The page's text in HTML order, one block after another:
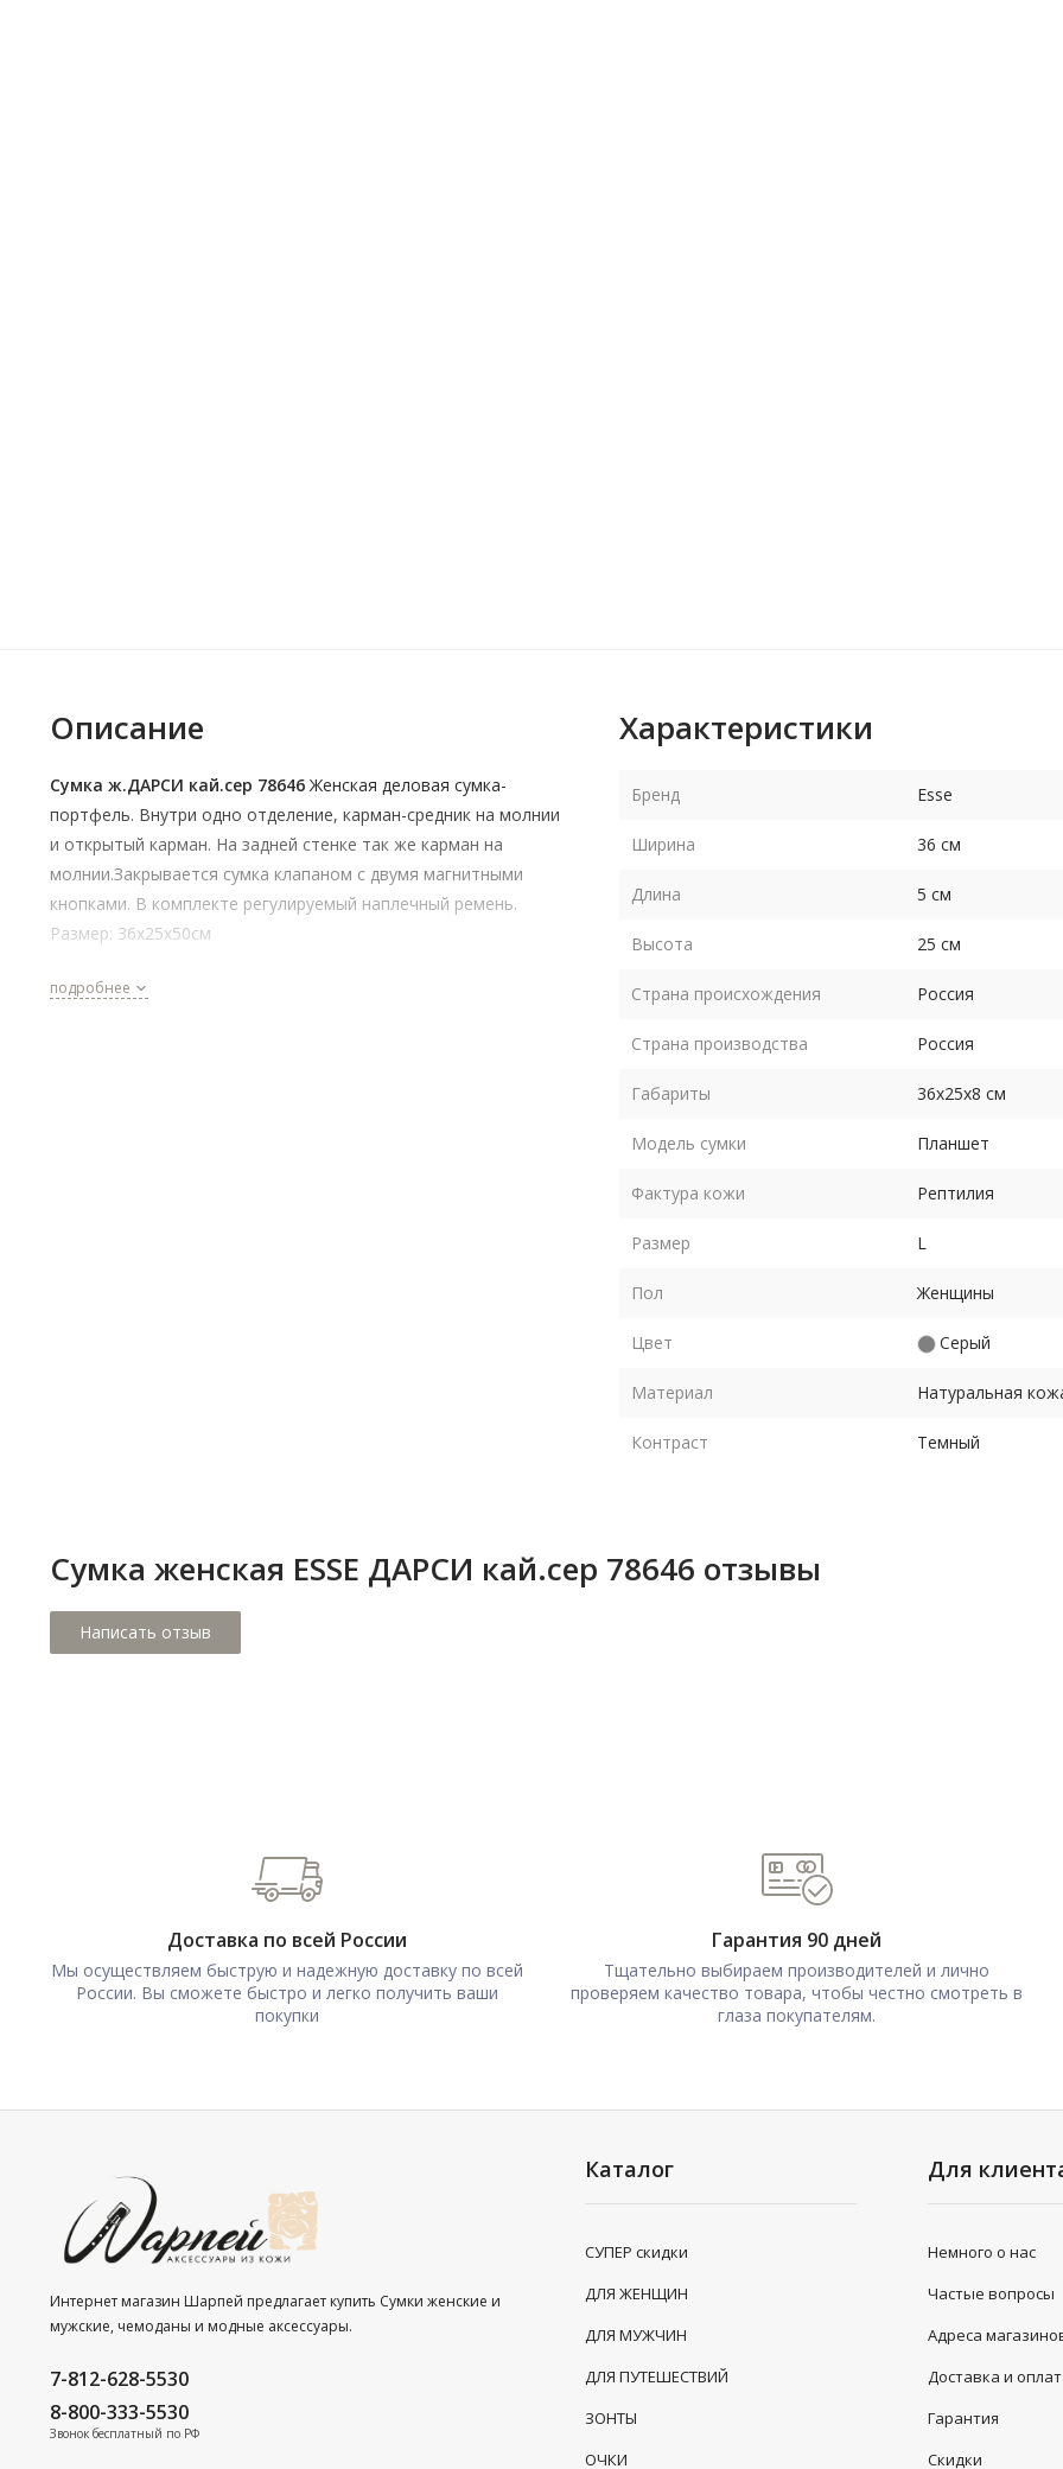
Описание
Сумка ж.ДАРСИ кай.сер 78646Женская деловая сумка-
портфель. Внутри одно отделение, карман-средник на молнии
и открытый карман. На задней стенке так же карман на
молнии.Закрывается сумка клапаном с двумя магнитными
кнопками. В комплекте регулируемый наплечный ремень.
Размер: 36х25х50см
подробнее
Характеристики
Бренд Esse
Ширина 36 см
Длина 5 см
Высота 25 см
Страна происхождения Россия
Страна производства Россия
Габариты 36х25х8 см
Модель сумки Планшет
Фактура кожи Рептилия
Размер L
Пол Женщины
Цвет Серый
Материал Натуральная
Контраст Темный
Сумка женская ESSE ДАРСИ кай.сер 78646 отзывы
Доставка по всей России
Мы осуществляем быструю и надежную доставку по всей
России. Вы сможете быстро и легко получить ваши
покупки
Гарантия 90 дней
Тщательно выбираем производителей и лично
проверяем качество товара, чтобы честно смотреть в
глаза покупателям.
Интернет магазин Шарпей предлагает купить Сумки женские и
мужские, чемоданы и модные аксессуары.
7-812-628-5530
8-800-333-5530
Звонок бесплатный по РФ
Каталог
СУПЕР скидки
ДЛЯ ЖЕНЩИН
ДЛЯ МУЖЧИН
ДЛЯ ПУТЕШЕСТВИЙ
ЗОНТЫ
ОЧКИ
Для
Немного о нас
Частые вопросы
Адреса
Доставка и
Гарантия
Скидки